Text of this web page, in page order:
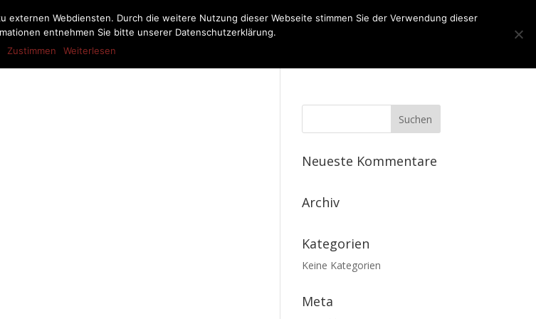
Produkte Referenzen Kontakt
Neueste Kommentare
Archiv
Kategorien
Keine Kategorien
Meta
Webdiensten. Durch die weitere Nutzung dieser Webseite stimmen Sie der Verwendung dieser
entnehmen Sie bitte unserer Datenschutzerklärung.
Zustimmen
Weiterlesen